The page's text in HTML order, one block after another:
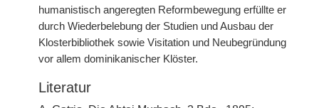
humanistisch angeregten Reformbewegung erfüllte er
durch Wiederbelebung der Studien und Ausbau der
Klosterbibliothek sowie Visitation und Neubegründung
vor allem dominikanischer Klöster.
Literatur